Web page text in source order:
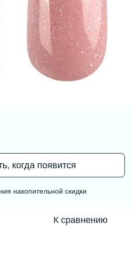
когда появится
накопительной скидки
К сравнению